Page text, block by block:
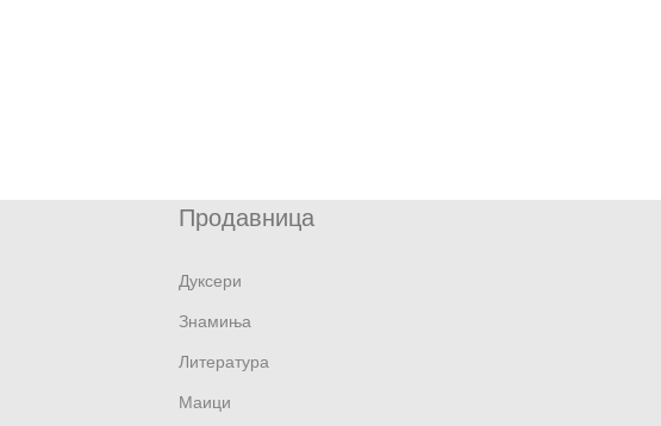
Продавница
Дуксери
Знамиња
Литература
Маици